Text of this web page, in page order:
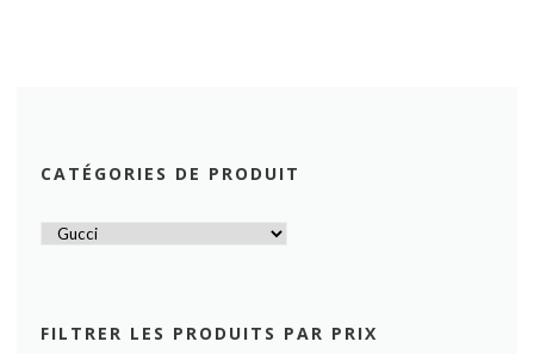
CATÉGORIES DE PRODUIT
FILTRER LES PRODUITS PAR PRIX